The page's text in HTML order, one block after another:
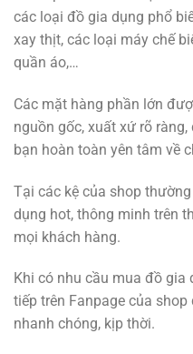
các loại đồ gia dụng phổ
xay thịt, các loại máy chế
quần áo,…
Các mặt hàng phần lớn
nguồn gốc, xuất xứ rõ
bạn hoàn toàn yên tâm về
Tại các kệ của shop
dụng hot, thông minh trên
mọi khách hàng.
Khi có nhu cầu mua đồ
tiếp trên Fanpage của
nhanh chóng, kịp thời.